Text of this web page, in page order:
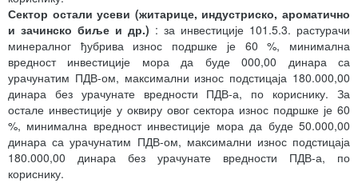
Сектор остали усеви (житарице, индустриско, ароматично
и зачинско биље и др.) : за инвестиције 101.5.3. растурачи
минералног ђубрива износ подршке је 60 %, минимална
вредност инвестиције мора да буде 000,00 динара са
урачунатим ПДВ-ом, максимални износ подстицаја 180.000,00
динара без урачунате вредности ПДВ-а, по кориснику. За
остале инвестиције у оквиру овог сектора износ подршке је 60
%, минимална вредност инвестиције мора да буде 50.000,00
динара са урачунатим ПДВ-ом, максимални износ подстицаја
180.000,00 динара без урачунате вредности ПДВ-а, по
кориснику.